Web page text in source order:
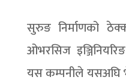
सुरुङ निर्माणको
ओभरसिज
यस कम्पनीले यसअघि